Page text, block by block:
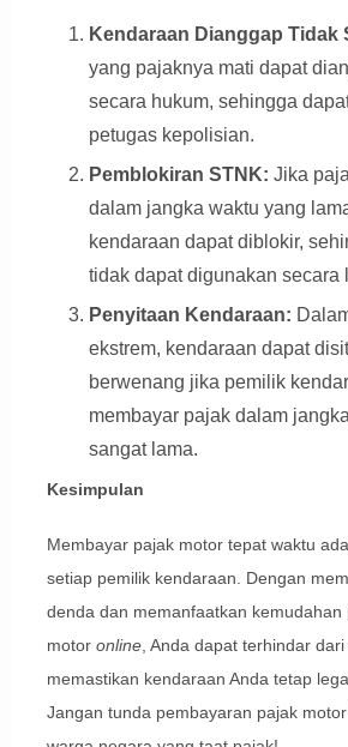
Kendaraan Dianggap Tidak
yang pajaknya mati dapat
secara hukum, sehingga
petugas kepolisian.
Pemblokiran STNK: Jika
dalam jangka waktu yang
kendaraan dapat diblokir,
tidak dapat digunakan secara
Penyitaan Kendaraan:
ekstrem, kendaraan dapat
berwenang jika pemilik
membayar pajak dalam
sangat lama.
Kesimpulan
Membayar pajak motor tepat waktu
setiap pemilik kendaraan. Dengan
denda dan memanfaatkan
motor online, Anda dapat terhindar
memastikan kendaraan Anda tetap
Jangan tunda pembayaran pajak